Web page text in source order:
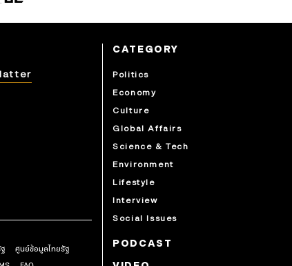
CATEGORY
Politics
Economy
Culture
Global Affairs
Science & Tech
Environment
Lifestyle
Interview
Social Issues
PODCAST
ศูนย์ข้อมูลไทยรัฐ